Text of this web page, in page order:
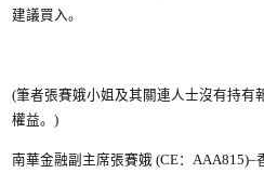
建議買入。
(筆者張賽娥小姐及其關連人士沒有持有
權益。)
南華金融副主席張賽娥 (CE：AAA815)–